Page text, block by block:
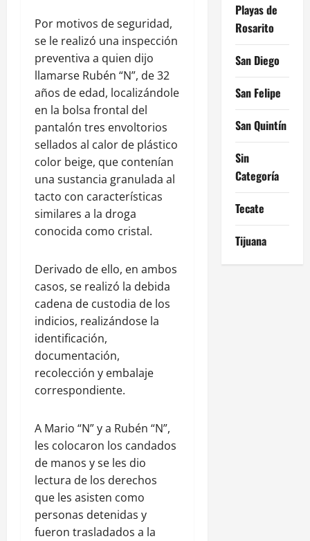
Por motivos de seguridad,
se le realizó una inspección
preventiva a quien dijo
llamarse Rubén “N”, de 32
años de edad, localizándole
en la bolsa frontal del
pantalón tres envoltorios
sellados al calor de plástico
color beige, que contenían
una sustancia granulada al
tacto con características
similares a la droga
conocida como cristal.
Derivado de ello, en ambos
casos, se realizó la debida
cadena de custodia de los
indicios, realizándose la
identificación,
documentación,
recolección y embalaje
correspondiente.
A Mario “N” y a Rubén “N”,
les colocaron los candados
de manos y se les dio
lectura de los derechos
que les asisten como
personas detenidas y
fueron trasladados a la
Playas de
Rosarito
San Diego
San Felipe
San Quintín
Sin
Categoría
Tecate
Tijuana